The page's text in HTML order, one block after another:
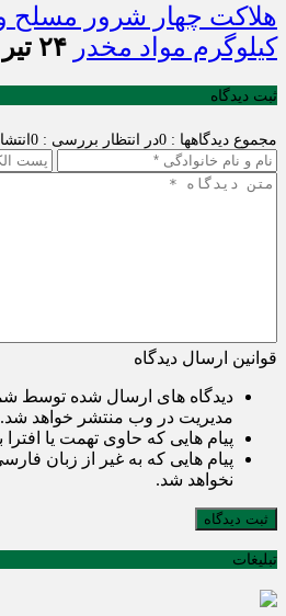
کیلوگرم مواد مخدر ۲۴ تیر ۱۴۰۵ - ۰:۵۲
ثبت دیدگاه
مجموع دیدگاهها : 0 در انتظار بررسی : 0
قوانین ارسال دیدگاه
دیدگاه های ارسال شده توسط
مدیریت در وب منتشر خواهد شد.
پیام هایی که حاوی تهمت یا
پیام هایی که به غیر از زبان
نخواهد شد.
ثبت دیدگاه
تبلیغات